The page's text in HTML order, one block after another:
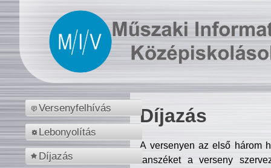
Versenyfelhívás
Lebonyolítás
Díjazás
Díjazás
A versenyen az első három
tanszéket a verseny